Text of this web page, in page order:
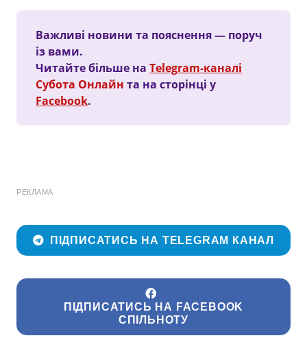
Важливі новини та пояснення — поруч
із вами.
Читайте більше на Telegram-каналі
Субота Онлайн та на сторінці у
Facebook.
РЕКЛАМА
ПІДПИСАТИСЬ НА TELEGRAM КАНАЛ
ПІДПИСАТИСЬ НА FACEBOOK
СПІЛЬНОТУ